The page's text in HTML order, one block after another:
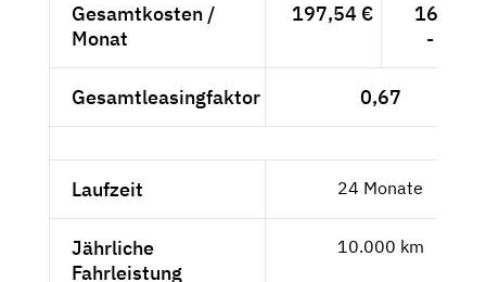
Gesamtkosten /
Monat
197,54 €
166,-
- €
Gesamtleasingfaktor 0,67
Laufzeit 24 Monate
Jährliche
Fahrleistung
10.000 km